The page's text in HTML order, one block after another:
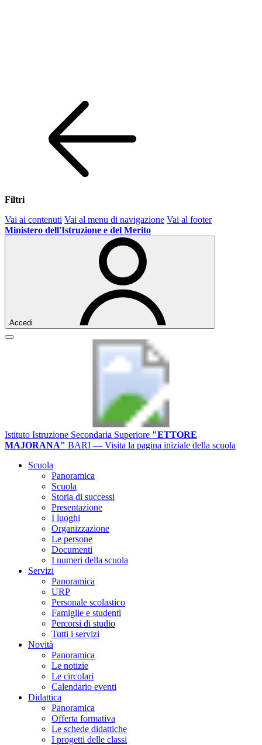
Filtri
Vai ai contenuti Vai al menu di navigazione Vai al footer
Ministero dell'Istruzione e del Merito
Accedi
Istituto Istruzione Secondaria Superiore "ETTORE
MAJORANA" BARI — Visita la pagina iniziale della scuola
Scuola
Panoramica
Scuola
Storia di successi
Presentazione
I luoghi
Organizzazione
Le persone
Documenti
I numeri della scuola
Servizi
Panoramica
URP
Personale scolastico
Famiglie e studenti
Percorsi di studio
Tutti i servizi
Novità
Panoramica
Le notizie
Le circolari
Calendario eventi
Didattica
Panoramica
Offerta formativa
Le schede didattiche
I progetti delle classi